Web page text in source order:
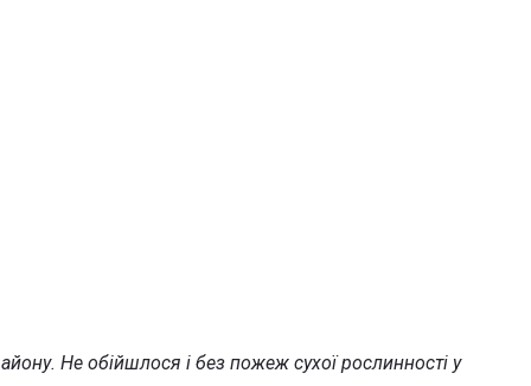
Не обійшлося і без пожеж сухої рослинності у